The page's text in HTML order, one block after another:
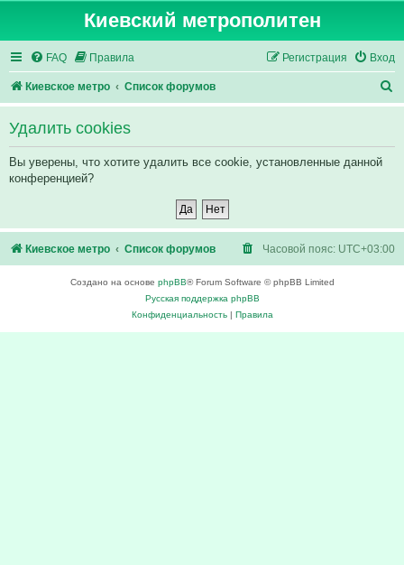
Киевский метрополитен
FAQ Правила Вход
Регистрация
Киевское метро Список форумов
о
Удалить cookies
Вы уверены, что хотите удалить все cookie, установленные данной
конференцией?
Киевское метро Список форумов Часовой пояс: UTC+03:00
Создано на основе phpBB® Forum Software © phpBB Limited
Русская поддержка phpBB
Конфиденциальность| Правила